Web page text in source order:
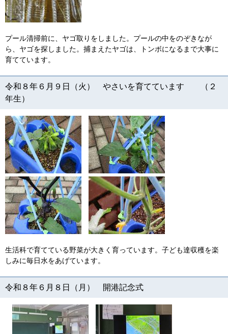
プール清掃前に、ヤゴ取りをしました。プールの中をのぞきなが
ら、ヤゴを探しました。捕まえたヤゴは、トンボになるまで大事に
育てています。
令和８年６月９日（火） やさいを育てています （２
年生）
生活科で育てている野菜が大きく育っています。子ども達収穫を楽
しみに毎日水をあげています。
令和８年６月８日（月） 開港記念式